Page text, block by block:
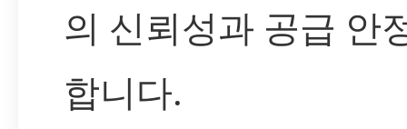
의 신뢰성과 공급 안
합니다.